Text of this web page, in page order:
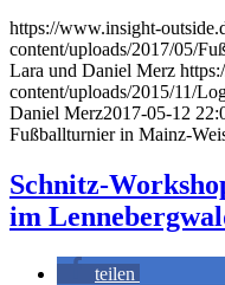
https://www.insight-
content/uploads/2017/05/
Lara und Daniel Merz
content/uploads/2015/11/
Daniel Merz2017-05-12
Fußballturnier in Mainz-
Schnitz-
im
teilen